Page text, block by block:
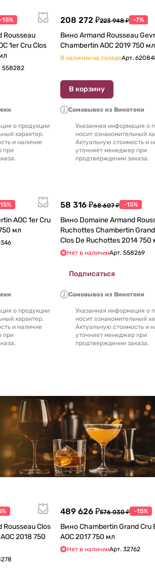
15%
Rousseau
Cru Clos
мл
558282
о продукции
характер.
и наличие
при
208 272 ₽223 948 ₽ -7%
Вино Armand Rousseau
Chambertin АОC 2019 750 мл
В наличии на складеАрт.
В корзину
Самовывоз из Винотеки
Указанная информация о
носит ознакомительный
Актуальную стоимость и
уточняет менеджер при
продтверждении заказа.
AOC 1er Cru
2018 750 мл
о продукции
характер.
и наличие
при
58 316 ₽68 607 ₽ -15%
Вино Domaine Armand
Ruchottes Chambertin Grand
Clos De Ruchottes
Нет в наличииАрт. 558269
Подписаться
Самовывоз из Винотеки
Указанная информация о
носит ознакомительный
Актуальную стоимость и
уточняет менеджер при
продтверждении заказа.
Rousseau Clos
489 626 ₽576 030 ₽ -15%
Вино Chambertin Grand Cru Burgundy
AOC 2017 750 мл
Нет в наличииАрт. 32762